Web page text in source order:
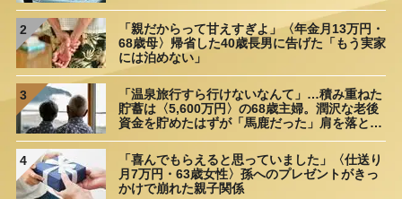
2
「親だからって甘えすぎよ」〈年金月13万円・
68歳母〉帰省した40歳長男に告げた「もう実家
には泊めない」
3
「温泉旅行すら行けないなんて」…積み重ねた
貯蓄は〈5,600万円〉の68歳主婦。潤沢な老後
資金を貯めたはずが「馬鹿だった」肩を落とす
4
「喜んでもらえると思っていました」〈仕送り
月7万円・63歳女性〉孫へのプレゼントがきっ
かけで崩れた親子関係